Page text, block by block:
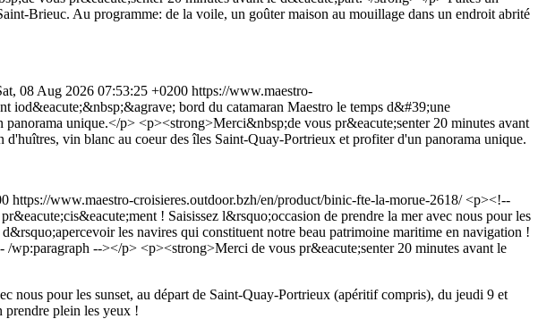
Brieuc. Au programme: de la voile, un goûter maison au mouillage dans un endroit abrité
08 Aug 2026 07:53:25 +0200 https://www.maestro-
iod&eacute;&nbsp;&agrave; bord du catamaran Maestro le temps d&#39;une
unique.</p> <p><strong>Merci&nbsp;de vous pr&eacute;senter 20 minutes avant
vin blanc au coeur des îles Saint-Quay-Portrieux et profiter d'un panorama unique.
https://www.maestro-croisieres.outdoor.bzh/en/product/binic-fte-la-morue-2618/ <p><!--
! Saisissez l&rsquo;occasion de prendre la mer avec nous pour les
les navires qui constituent notre beau patrimoine maritime en navigation !
--></p> <p><strong>Merci de vous pr&eacute;senter 20 minutes avant le
nous pour les sunset, au départ de Saint-Quay-Portrieux (apéritif compris), du jeudi 9 et
prendre plein les yeux !